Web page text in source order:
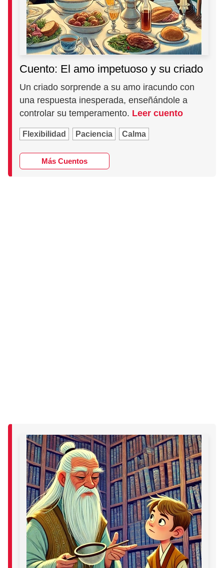
Cuento: El amo impetuoso y su criado
Un criado sorprende a su amo iracundo con
una respuesta inesperada, enseñándole a
controlar su temperamento. Leer cuento
Flexibilidad Paciencia Calma
Más Cuentos